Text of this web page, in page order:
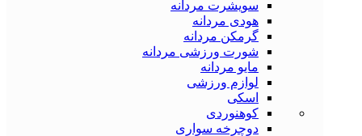
سویشرت مردانه
هودی مردانه
گرمکن مردانه
شورت ورزشی مردانه
مایو مردانه
لوازم ورزشی
اسکی
کوهنوردی
دوچرخه سواری